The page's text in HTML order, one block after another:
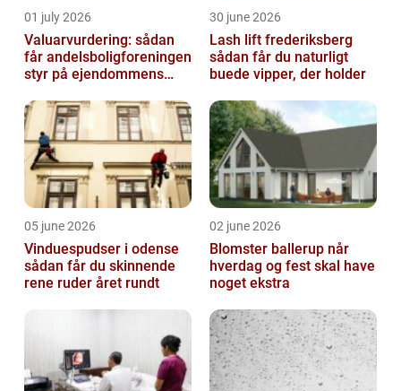
01 july 2026
Valuarvurdering: sådan
får andelsboligforeningen
styr på ejendommens
30 june 2026
Lash lift frederiksberg
sådan får du naturligt
buede vipper, der holder
05 june 2026
Vinduespudser i odense
sådan får du skinnende
rene ruder året rundt
02 june 2026
Blomster ballerup når
hverdag og fest skal have
noget ekstra